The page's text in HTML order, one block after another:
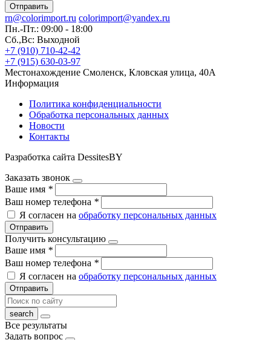
Отправить
rn@colorimport.ru colorimport@yandex.ru
Пн.-Пт.: 09:00 - 18:00
Сб.,Вс: Выходной
+7 (910) 710-42-42
+7 (915) 630-03-97
Местонахождение Смоленск, Кловская улица, 40А
Информация
Политика конфиденциальности
Обработка персональных данных
Новости
Контакты
Разработка сайта DessitesBY
Заказать звонок
Ваше имя *
Ваш номер телефона *
Я согласен на обработку персональных данных
Отправить
Получить консультацию
Ваше имя *
Ваш номер телефона *
Я согласен на обработку персональных данных
Отправить
Все результаты
Задать вопрос